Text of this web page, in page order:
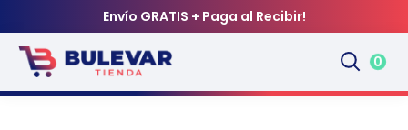
Envío GRATIS + Paga al Recibir!
0